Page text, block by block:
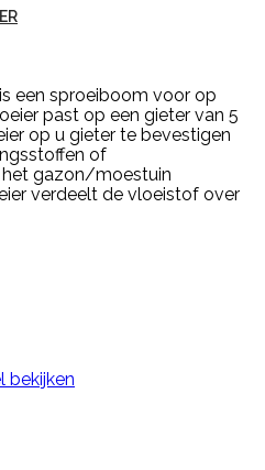
een sproeiboom voor op
past op een gieter van 5
op u gieter te bevestigen
of
gazon/moestuin
verdeelt de vloeistof over
bekijken